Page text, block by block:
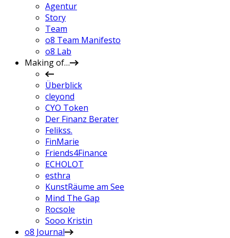
Agentur
Story
Team
o8 Team Manifesto
o8 Lab
Making of…
Überblick
cleyond
CYO Token
Der Finanz Berater
Felikss.
FinMarie
Friends4Finance
ECHOLOT
esthra
KunstRäume am See
Mind The Gap
Rocsole
Sooo Kristin
o8 Journal